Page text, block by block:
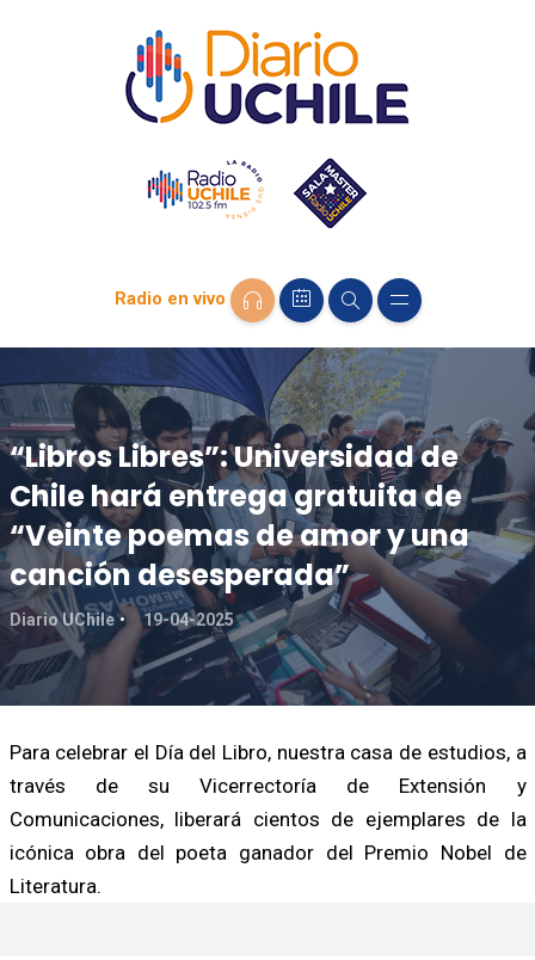
Radio en vivo
“Libros Libres”: Universidad de
Chile hará entrega gratuita de
“Veinte poemas de amor y una
canción desesperada”
Diario UChile 19-04-2025
Para celebrar el Día del Libro, nuestra casa de estudios, a
través de su Vicerrectoría de Extensión y
Comunicaciones, liberará cientos de ejemplares de la
icónica obra del poeta ganador del Premio Nobel de
Literatura.